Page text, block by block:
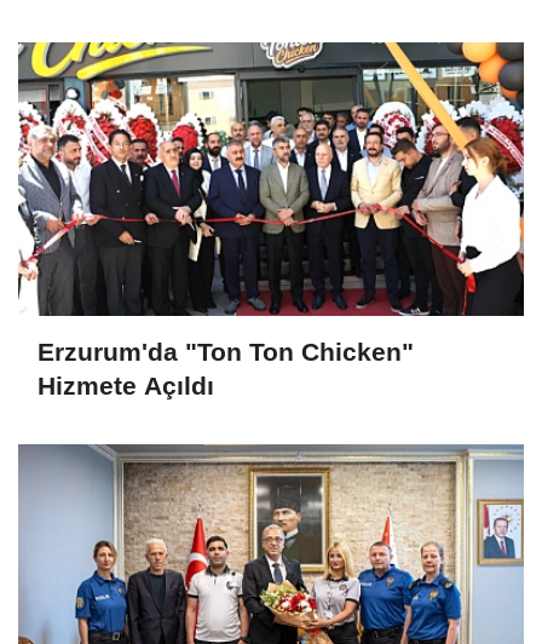
Erzurum'da "Ton Ton Chicken"
Hizmete Açıldı